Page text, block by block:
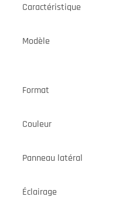
Caractéristique
Modèle
Format
Couleur
Panneau latéral
Éclairage